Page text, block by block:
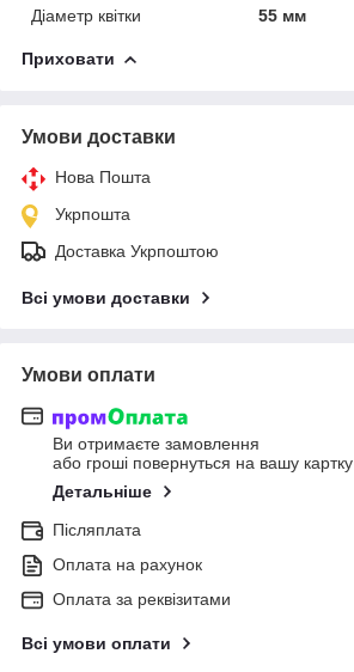
Діаметр квітки
55 мм
Приховати
Умови доставки
Нова Пошта
Укрпошта
Доставка Укрпоштою
Всі умови доставки
Умови оплати
Ви отримаєте замовлення
або гроші повернуться на вашу картку
Детальніше
Післяплата
Оплата на рахунок
Оплата за реквізитами
Всі умови оплати